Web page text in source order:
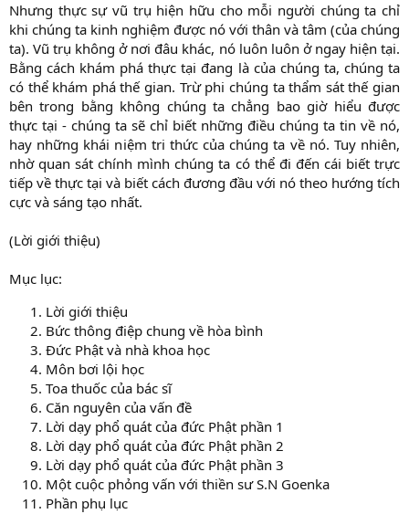
Nhưng thực sự vũ trụ hiện hữu cho mỗi người chúng ta chỉ
khi chúng ta kinh nghiệm được nó với thân và tâm (của chúng
ta). Vũ trụ không ở nơi đâu khác, nó luôn luôn ở ngay hiện tại.
Bằng cách khám phá thực tại đang là của chúng ta, chúng ta
có thể khám phá thế gian. Trừ phi chúng ta thẩm sát thế gian
bên trong bằng không chúng ta chẳng bao giờ hiểu được
thực tại - chúng ta sẽ chỉ biết những điều chúng ta tin về nó,
hay những khái niệm tri thức của chúng ta về nó. Tuy nhiên,
nhờ quan sát chính mình chúng ta có thể đi đến cái biết trực
tiếp về thực tại và biết cách đương đầu với nó theo hướng tích
cực và sáng tạo nhất.
(Lời giới thiệu)
Mục lục:
Lời giới thiệu
Bức thông điệp chung về hòa bình
Đức Phật và nhà khoa học
Môn bơi lội học
Toa thuốc của bác sĩ
Căn nguyên của vấn đề
Lời dạy phổ quát của đức Phật phần 1
Lời dạy phổ quát của đức Phật phần 2
Lời dạy phổ quát của đức Phật phần 3
Một cuộc phỏng vấn với thiền sư S.N Goenka
Phần phụ lục